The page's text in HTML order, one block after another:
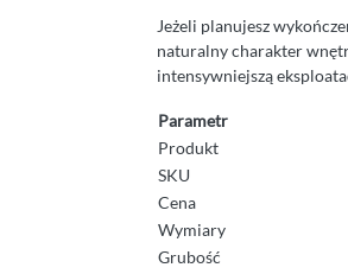
Jeżeli planujesz
naturalny charakter
intensywniejszą
Parametr
Produkt
SKU
Cena
Wymiary
Grubość